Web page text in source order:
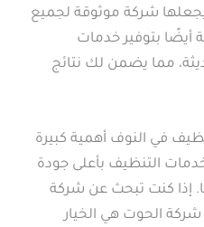
شركة موثوقة لجميع
أيضًا بتوفير خدمات
مما يضمن لك نتائج
في النوف أهمية كبيرة
التنظيف بأعلى جودة
إذا كنت تبحث عن شركة
الحوت هي الخيار